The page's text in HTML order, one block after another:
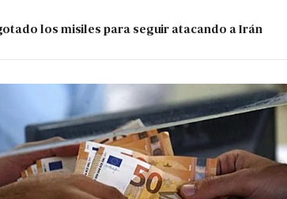
los misiles para seguir atacando a Irán